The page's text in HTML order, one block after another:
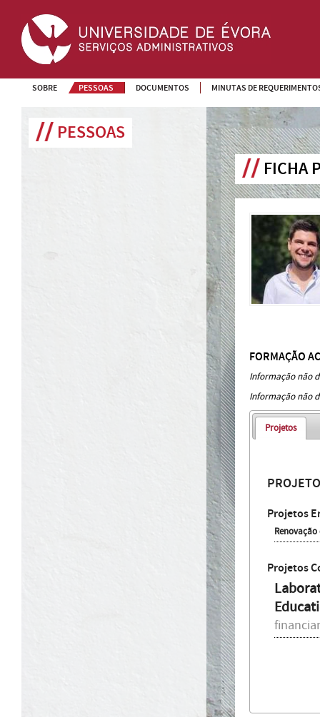
SOBRE PESSOAS DOCUMENTOS MINUTAS DE
PESSOAS
FICHA
FORMAÇÃO
Informação não
Informação não
Projetos
Projetos
Projetos